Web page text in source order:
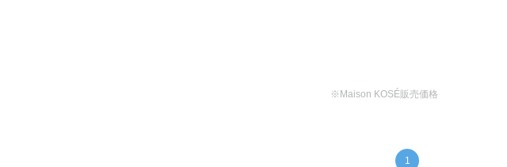
※Maison KOSÉ販売価格
1